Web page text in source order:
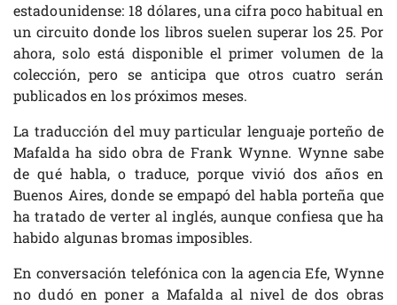
estadounidense: 18 dólares, una cifra poco habitual en
un circuito donde los libros suelen superar los 25. Por
ahora, solo está disponible el primer volumen de la
colección, pero se anticipa que otros cuatro serán
publicados en los próximos meses.
La traducción del muy particular lenguaje porteño de
Mafalda ha sido obra de Frank Wynne. Wynne sabe
de qué habla, o traduce, porque vivió dos años en
Buenos Aires, donde se empapó del habla porteña que
ha tratado de verter al inglés, aunque confiesa que ha
habido algunas bromas imposibles.
En conversación telefónica con la agencia Efe, Wynne
no dudó en poner a Mafalda al nivel de dos obras